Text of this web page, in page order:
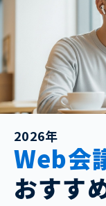
2026年
Web会
おすす